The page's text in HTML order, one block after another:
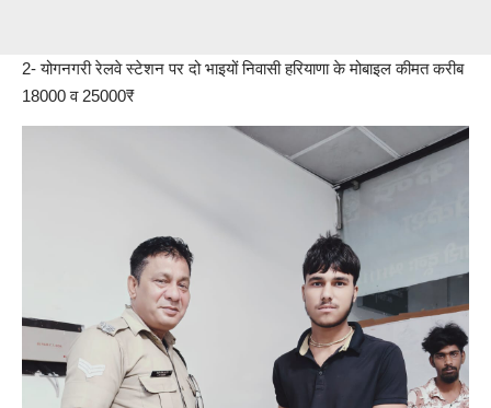
2- योगनगरी रेलवे स्टेशन पर दो भाइयों निवासी हरियाणा के मोबाइल कीमत करीब
18000 व 25000₹